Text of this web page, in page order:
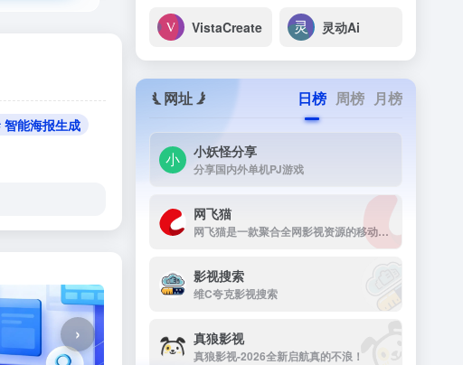
智能海报生成
›
VistaCreate 灵动Ai
网址 日榜 周榜 月榜
小妖怪分享
分享国内外单机PJ游戏
网飞猫
网飞猫是一款聚合全网影视资源的移动端播放应用，主打免费、高画...
影视搜索
维C夸克影视搜索
真狼影视
真狼影视-2026全新启航真的不浪！